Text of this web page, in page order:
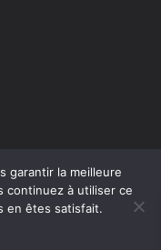
créationMobytic
garantir la meilleure
continuez à utiliser ce
en êtes satisfait.